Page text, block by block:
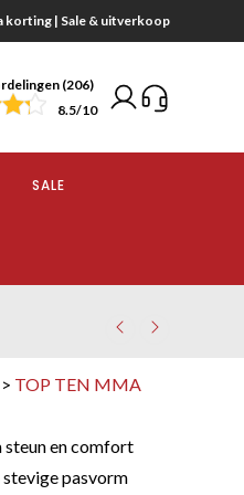
korting | Sale & uitverkoop
(206)
8.5/10
SALE
> TOP TEN MMA
en comfort
pasvorm